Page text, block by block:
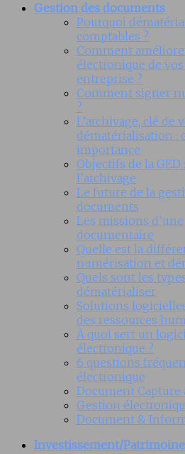
Gestion des documents
Pourquoi
comptables ?
Comment
électronique de
entreprise ?
Comment signer
?
L’archivage, clé de
dématérialisation :
importance
Objectifs de la GED
l’archivage
Le future de la
documents
Les missions
documentaire
Quelle est la
numérisation et
Quels sont les
dématérialiser
Solutions
des ressources
À quoi sert un
électronique ?
6 questions
électronique
Document Capture
Gestion
Document &
Investissement/Patrimoine